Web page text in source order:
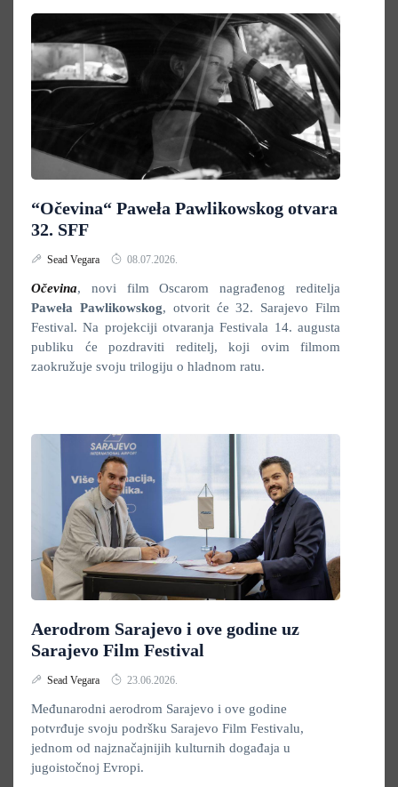
“Očevina“ Paweła Pawlikowskog otvara
32. SFF
Sead Vegara 08.07.2026.
Očevina, novi film Oscarom nagrađenog reditelja
Paweła Pawlikowskog, otvorit će 32. Sarajevo Film
Festival. Na projekciji otvaranja Festivala 14. augusta
publiku će pozdraviti reditelj, koji ovim filmom
zaokružuje svoju trilogiju o hladnom ratu.
Aerodrom Sarajevo i ove godine uz
Sarajevo Film Festival
Sead Vegara 23.06.2026.
Međunarodni aerodrom Sarajevo i ove godine
potvrđuje svoju podršku Sarajevo Film Festivalu,
jednom od najznačajnijih kulturnih događaja u
jugoistočnoj Evropi.